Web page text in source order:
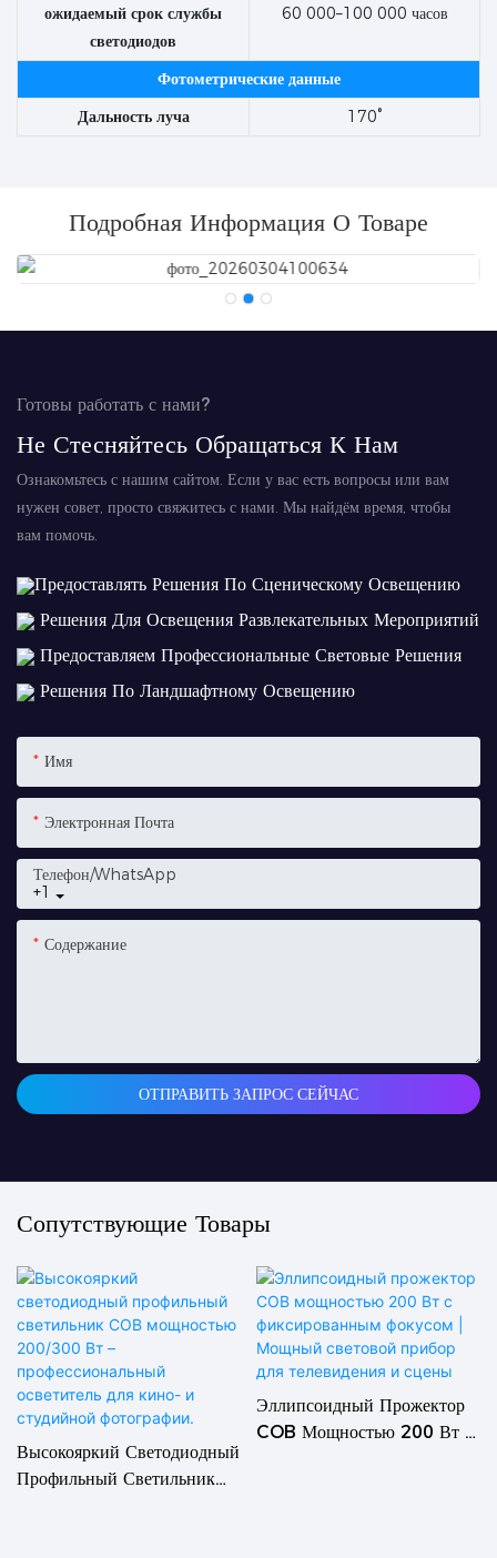
ожидаемый срок службы
светодиодов
60 000–100 000 часов
Фотометрические данные
Дальность луча
170°
Подробная Информация О Товаре
Готовы работать с нами?
Не Стесняйтесь Обращаться К Нам
Ознакомьтесь с нашим сайтом. Если у вас есть вопросы или вам
нужен совет, просто свяжитесь с нами. Мы найдём время, чтобы
вам помочь.
Предоставлять Решения По Сценическому Освещению
Решения Для Освещения Развлекательных Мероприятий
Предоставляем Профессиональные Световые Решения
Решения По Ландшафтному Освещению
Имя
Электронная Почта
+1
Телефон/WhatsApp
Содержание
ОТПРАВИТЬ ЗАПРОС СЕЙЧАС
Сопутствующие Товары
Высокояркий Светодиодный
Профильный Светильник
Эллипсоидный Прожектор
COB Мощностью 200 Вт С